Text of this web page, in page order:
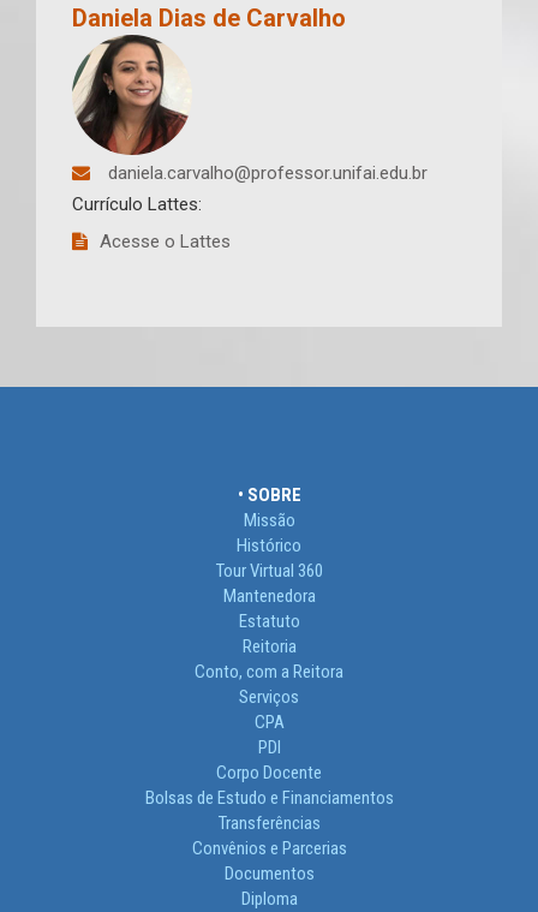
Daniela Dias de Carvalho
daniela.carvalho@professor.unifai.edu.br
Currículo Lattes:
Acesse o Lattes
• SOBRE
Missão
Histórico
Tour Virtual 360
Mantenedora
Estatuto
Reitoria
Conto, com a Reitora
Serviços
CPA
PDI
Corpo Docente
Bolsas de Estudo e Financiamentos
Transferências
Convênios e Parcerias
Documentos
Diploma